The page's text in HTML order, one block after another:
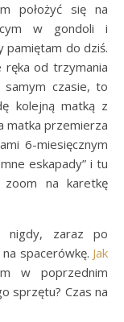
położyć się na
w gondoli i
do dziś.
ręka od trzymania
czasie, to
kolejną matką z
matka przemierza
6-miesięcznym
eskapady” i tu
zoom na karetkę
nigdy, zaraz po
spacerówkę. Jak
w poprzednim
sprzętu? Czas na